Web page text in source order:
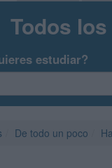
Todos
estudiar?
De todo un poco